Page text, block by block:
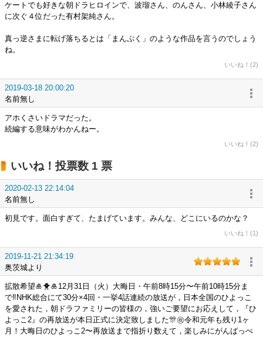
ケートでも好きな朝ドラヒロインで、波瑠さん、のんさん、小林綾子さん
に次ぐ４位だった有村架純さん。
真っ逆さまに転げ落ちるとは「まんぷく」のような作品を言うのでしょう
ね。
いいね！(2)
2019-03-18 20:00:20
名前無し
アホくさいドラマだった。
続編する意味がわかんねー。
いいね！(2)
いいね！投票数 1 票
2020-02-13 22:14:04
名前無し
初見です。面白すぎて、たまげています。みんな、どこにいるのかな？
いいね！(1)
2019-11-21 21:34:19
奥茨城より
拡散希望🎍🐥🎍12月31日（火）大晦日・午前8時15分〜午前10時15分ま
で‼️NHK総合にて30分×4回・一挙4話連続の放送が，日本全国のひよっこ
を愛された，朝ドラファミリーの皆様の，強いご要望にお応えして，『ひ
よっこ2』の再放送が本日正式に決定致しました🎊㊗️令和元年も残り1ヶ
月！大晦日のひよっこ2〜再放送まで指折り数えて，楽しみにがんばっぺ